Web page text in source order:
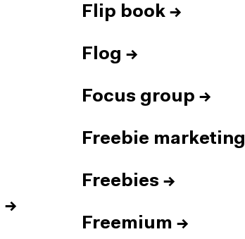
→
Flip book →
Flog →
Focus group →
Freebie marketing
Freebies →
Freemium →